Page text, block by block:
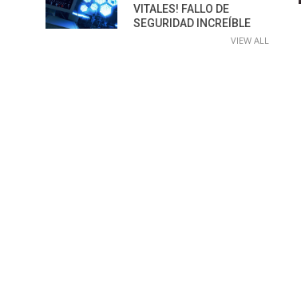
VITALES! FALLO DE
SEGURIDAD INCREÍBLE
VIEW ALL